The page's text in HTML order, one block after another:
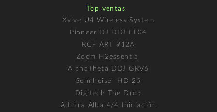
Top ventas
Xvive U4 Wireless System
Pioneer DJ DDJ FLX4
RCF ART 912A
Zoom H2essential
AlphaTheta DDJ GRV6
Sennheiser HD 25
Digitech The Drop
Admira Alba 4/4 Iniciación